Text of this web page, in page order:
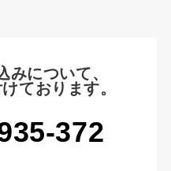
みについて、
ております。
372